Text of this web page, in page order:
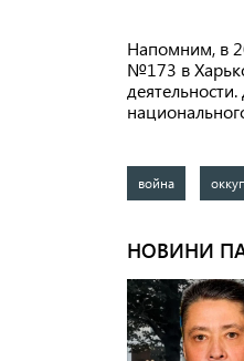
Напомним, в
№173 в
война